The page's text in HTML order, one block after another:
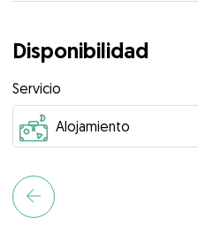
Disponibilidad
Servicio